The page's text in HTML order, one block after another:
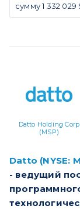
сумму 1 332 029
Datto Holding Corp
(MSP)
Datto (NYSE:
- ведущий